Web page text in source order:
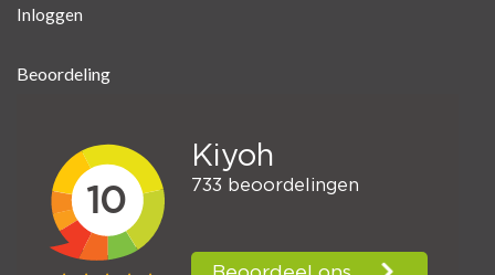
Inloggen
Beoordeling